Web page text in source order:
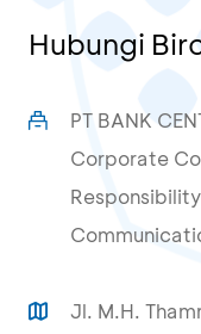
Hubungi
PT BANK
Corporate
Jl. M.H.